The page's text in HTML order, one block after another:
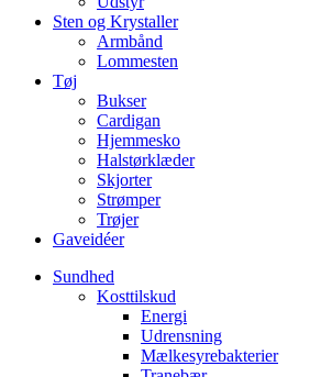
Sten og Krystaller
Armbånd
Lommesten
Tøj
Bukser
Cardigan
Hjemmesko
Halstørklæder
Skjorter
Strømper
Trøjer
Gaveidéer
Sundhed
Kosttilskud
Energi
Udrensning
Mælkesyrebakterier